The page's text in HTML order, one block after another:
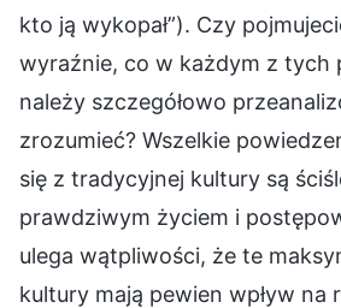
kto ją wykopał”). Czy
wyraźnie, co w każdym z tych
należy szczegółowo
zrozumieć? Wszelkie
się z tradycyjnej kultury są
prawdziwym życiem i
ulega wątpliwości, że te
kultury mają pewien wpływ na